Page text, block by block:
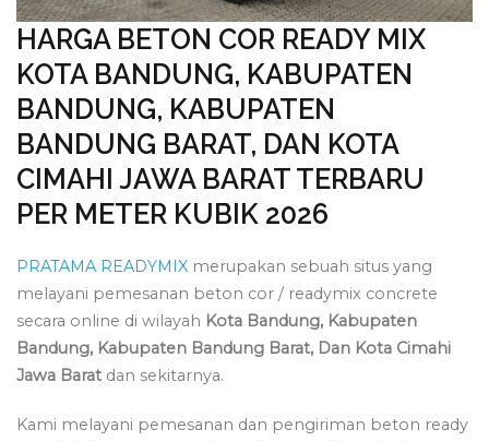
HARGA BETON COR READY MIX
KOTA BANDUNG, KABUPATEN
BANDUNG, KABUPATEN
BANDUNG BARAT, DAN KOTA
CIMAHI JAWA BARAT TERBARU
PER METER KUBIK 2026
PRATAMA READYMIX merupakan sebuah situs yang
melayani pemesanan beton cor / readymix concrete
secara online di wilayah Kota Bandung, Kabupaten
Bandung, Kabupaten Bandung Barat, Dan Kota Cimahi
Jawa Barat dan sekitarnya.
Kami melayani pemesanan dan pengiriman beton ready